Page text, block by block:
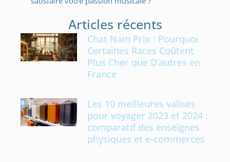
Articles récents
Chat Nain Prix : Pourquoi
Certaines Races Coûtent
Plus Cher que D’autres en
France
Les 10 meilleures valises
pour voyager 2023 et 2024 :
comparatif des enseignes
physiques et e-commerces